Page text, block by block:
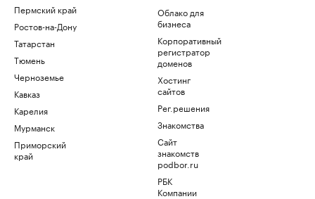
Пермский край
Ростов-на-Дону
Татарстан
Тюмень
Черноземье
Кавказ
Карелия
Мурманск
Приморский
край
Облако для
бизнеса
Корпоративный
регистратор
доменов
Хостинг
сайтов
Рег.решения
Знакомства
Сайт
знакомств
podbor.ru
РБК
Компании